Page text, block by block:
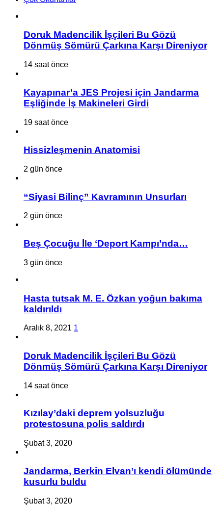
Doruk Madencilik İşçileri Bu Gözü
Dönmüş Sömürü Çarkına Karşı Direniyor
14 saat önce
Kayapınar’a JES Projesi için Jandarma
Eşliğinde İş Makineleri Girdi
19 saat önce
Hissizleşmenin Anatomisi
2 gün önce
“Siyasi Bilinç” Kavramının Unsurları
2 gün önce
Beş Çocuğu İle ‘Deport Kampı’nda…
3 gün önce
Hasta tutsak M. E. Özkan yoğun bakıma
kaldırıldı
Aralık 8, 2021 1
Doruk Madencilik İşçileri Bu Gözü
Dönmüş Sömürü Çarkına Karşı Direniyor
14 saat önce
Kızılay’daki deprem yolsuzluğu
protestosuna polis saldırdı
Şubat 3, 2020
Jandarma, Berkin Elvan’ı kendi ölümünde
kusurlu buldu
Şubat 3, 2020